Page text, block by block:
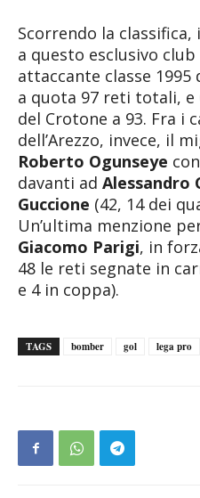
Scorrendo la
a questo esclusivo club
attaccante classe 1995
a quota 97 reti totali, e
del Crotone a 93. Fra i
dell’Arezzo, invece, il
Roberto Ogunseye
davanti ad Alessandro
Guccione (42, 14 dei
Un’ultima menzione
Giacomo Parigi, in
48 le reti segnate in
e 4 in coppa).
TAGS bomber gol lega pro